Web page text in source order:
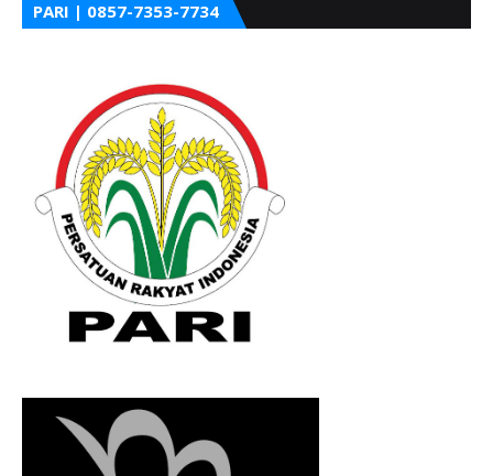
PARI | 0857-7353-7734